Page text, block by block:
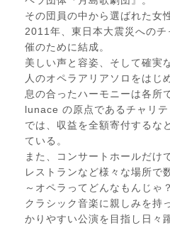
その団員の中から選ばれた女
2011年、東日本大震災へのチ
催のために結成。
美しい声と容姿、そして確実
人のオペラアリアソロをはじ
息の合ったハーモニーは各所
lunace の原点であるチャリ
では、収益を全額寄付するな
ている。
また、コンサートホールだけ
レストランなど様々な場所で
～オペラってどんなもんじゃ
クラシック音楽に親しみを持
かりやすい公演を目指し日々